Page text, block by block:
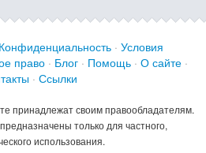
Конфиденциальность · Условия
право · Блог · Помощь · О сайте ·
· Ссылки
принадлежат своим правообладателям.
только для частного,
использования.